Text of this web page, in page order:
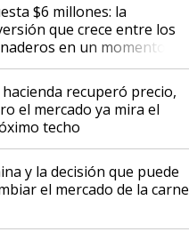
$6 millones: la
que crece entre los
en un momento
para la actividad
hacienda recuperó precio,
el mercado ya mira el
techo
y la decisión que puede
el mercado de la carne